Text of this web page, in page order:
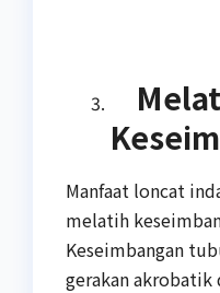
Manfaat loncat
melatih
Keseimbangan
gerakan akrobatik